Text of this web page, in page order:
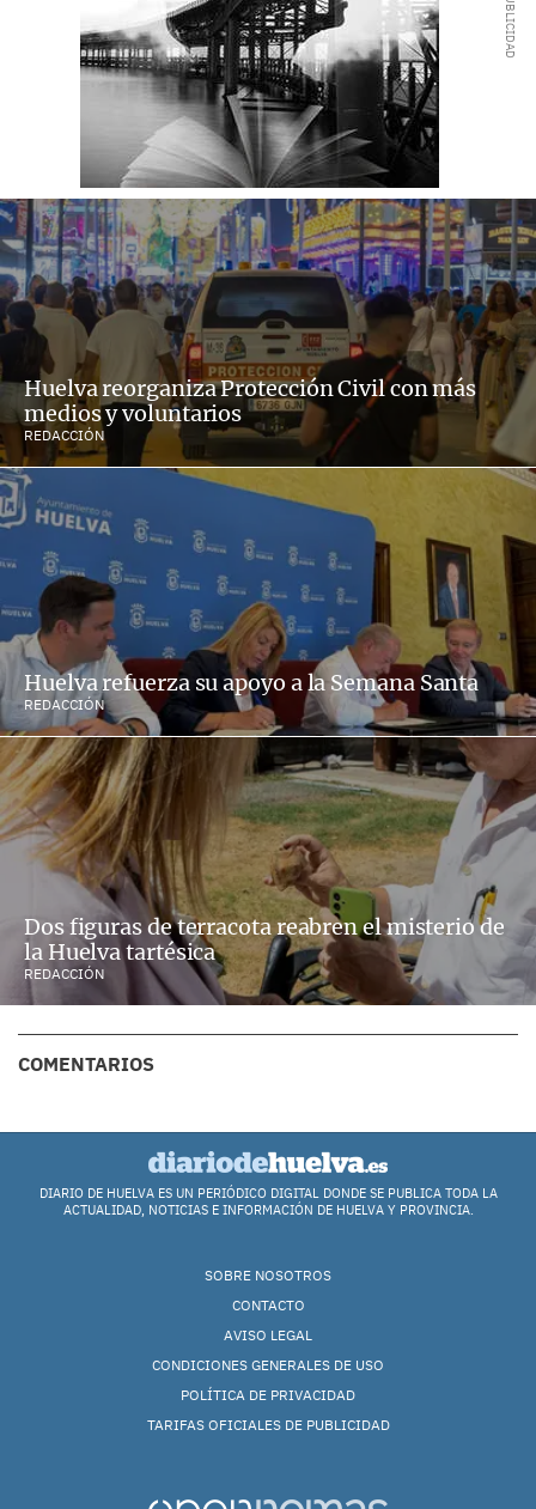
Huelva reorganiza Protección Civil con más
medios y voluntarios
REDACCIÓN
Huelva refuerza su apoyo a la Semana Santa
REDACCIÓN
Dos figuras de terracota reabren el misterio de
la Huelva tartésica
REDACCIÓN
COMENTARIOS
DIARIO DE HUELVA ES UN PERIÓDICO DIGITAL DONDE SE PUBLICA TODA LA
ACTUALIDAD, NOTICIAS E INFORMACIÓN DE HUELVA Y PROVINCIA.
SOBRE NOSOTROS
CONTACTO
AVISO LEGAL
CONDICIONES GENERALES DE USO
POLÍTICA DE PRIVACIDAD
TARIFAS OFICIALES DE PUBLICIDAD